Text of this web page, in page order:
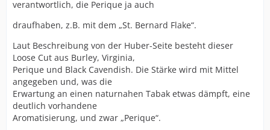
verantwortlich, die Perique ja auch
draufhaben, z.B. mit dem „St. Bernard Flake“.
Laut Beschreibung von der Huber-Seite besteht dieser
Loose Cut aus Burley, Virginia,
Perique und Black Cavendish. Die Stärke wird mit Mittel
angegeben und, was die
Erwartung an einen naturnahen Tabak etwas dämpft, eine
deutlich vorhandene
Aromatisierung, und zwar „Perique“.